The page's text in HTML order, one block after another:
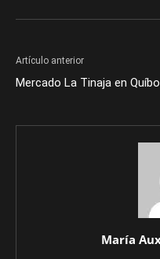
Artículo anterior
Mercado La Tinaja en
María